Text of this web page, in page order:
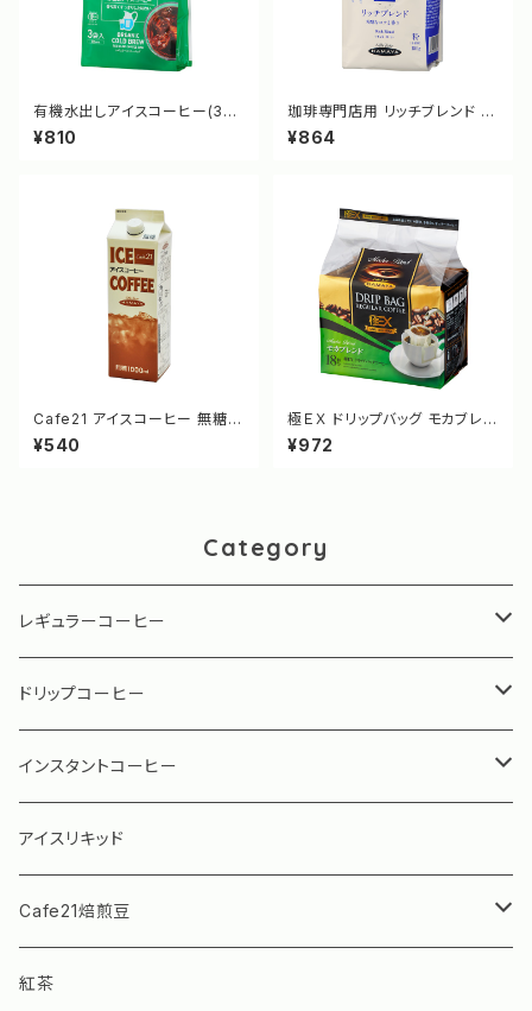
有機水出しアイスコーヒー(3袋)
[3789]
¥810
珈琲専門店用 リッチブレンド 15
0g [3340]
¥864
Cafe21 アイスコーヒー 無糖 1
Lパック [6032]
¥540
極ＥＸ ドリップバッグ モカブレン
ド 18袋 [3736]
¥972
Category
レギュラーコーヒー
珈琲専門店用シリーズ
水出しアイスコーヒー
ドリップコーヒー
珈琲専門店用シリーズ
グランデックス パーソナルコーヒー
インスタントコーヒー
ブルーマウンテン ボトル（瓶）タイプ
ブルーマウンテン スティックタイプ
モカフィーノ インスタントコーヒー
アイスリキッド
Cafe21焙煎豆
Cafe21焙煎豆 ストレート
紅茶